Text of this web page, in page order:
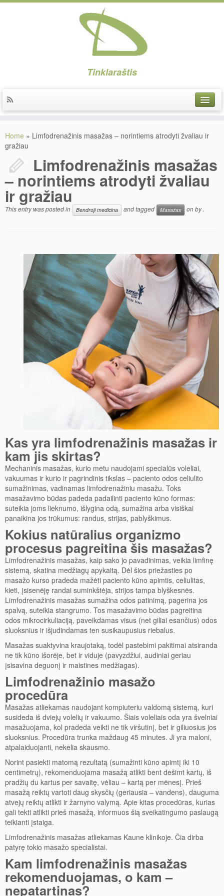
Tinklaraštis
Implantacija
Protezavimas
Higiena
Estetika
Home » Limfodrenažinis masažas – norintiems atrodyti žvaliau ir
gražiau
Limfodrenažinis masažas
– norintiems atrodyti žvaliau
ir gražiau
This entry was posted in Bendroji medicina and tagged Masažas onby.
Kas yra limfodrenažinis masažas ir
kam jis skirtas?
Mechaninis masažas, kurio metu naudojami specialūs voleliai,
vakuumas ir kurio ir pagrindinis tikslas – paciento odos celiulito
sumažinimas, vadinamas limfodrenažiniu masažu. Toks
masažavimo būdas padeda padailinti paciento kūno formas:
suteikia joms lieknumo, išlygina odą, sumažina arba visiškai
panaikina jos trūkumus: randus, strijas, pablyškimus.
Kokius natūralius organizmo
procesus pagreitina šis masažas?
Limfodrenažinis masažas, kaip sako jo pavadinimas, veikia limfinę
sistemą, skatina medžiagų apykaitą. Dėl šios priežasties po
masažo kurso pradeda mažėti paciento kūno apimtis, celiulitas,
kieti, įsisenėję randai suminkštėja, strijos tampa blyškesnės.
Limfodrenažinis masažas sumažina odos patinimą, pagerina jos
spalvą, suteikia stangrumo. Tos masažavimo būdas pagreitina
odos mikrocirkuliaciją, paveikdamas visus (net giliai esančius) odos
sluoksnius ir išjudindamas ten susikaupusius riebalus.
Masažas suaktyvina kraujotaką, todėl pastebimi pakitimai atsiranda
ne tik kūno išorėje, bet ir viduje (pavyzdžiui, audiniai geriau
įsisavina deguonį ir maistines medžiagas).
Limfodrenažinio masažo
procedūra
Masažas atliekamas naudojant kompiuteriu valdomą sistemą, kuri
susideda iš dviejų volelių ir vakuumo. Šiais voleliais oda yra švelniai
masažuojama, kol pradeda veikti ne tik viršutinį, bet ir giliuosius jos
sluoksnius. Procedūra trunka maždaug 45 minutes. Ji yra maloni,
atpalaiduojanti, nekelia skausmo.
Norint pasiekti matomą rezultatą (sumažinti kūno apimtį iki 10
centimetrų), rekomenduojama masažą atlikti bent dešimt kartų, iš
pradžių du kartus per savaitę, vėliau – kartą per mėnesį. Prieš
masažą reiktų vartoti daug skysčių (geriausia – vandens), dauguma
atvejų reiktų atlikti ir žarnyno valymą. Apie kitas procedūras, kurias
gali tekti atlikti prieš masažą, informuos šią sveikatingumo paslaugą
teikianti įstaiga.
Limfodrenažinis masažas atliekamas Kaune klinikoje. Čia dirba
patyrę tokio masažo specialistai.
Kam limfodrenažinis masažas
rekomenduojamas, o kam –
nepatartinas?